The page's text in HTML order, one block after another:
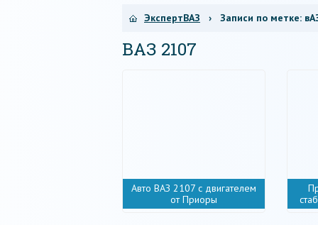
ЭкспертВАЗ › Записи по метке:
ВАЗ 2107
Авто ВАЗ 2107 с двигателем
от Приоры